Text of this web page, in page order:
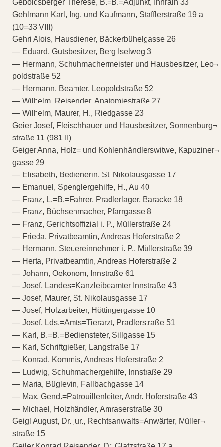
Geboldsberger Therese, B.=B.=Adjunkt, Innrain 33
Gehlmann Karl, Ing. und Kaufmann, Stafflerstraße 19 a
(10=33 VIII)
Gehri Alois, Hausdiener, Bäckerbühelgasse 26
— Eduard, Gutsbesitzer, Berg Iselweg 3
— Hermann, Schuhmachermeister und Hausbesitzer, Leo¬
poldstraße 52
— Hermann, Beamter, Leopoldstraße 52
— Wilhelm, Reisender, Anatomiestraße 27
— Wilhelm, Maurer, H., Riedgasse 23
Geier Josef, Fleischhauer und Hausbesitzer, Sonnenburg¬
straße 11 (981 II)
Geiger Anna, Holz= und Kohlenhändlerswitwe, Kapuziner¬
gasse 29
— Elisabeth, Bedienerin, St. Nikolausgasse 17
— Emanuel, Spenglergehilfe, H., Au 40
— Franz, L.=B.=Fahrer, Pradlerlager, Baracke 18
— Franz, Büchsenmacher, Pfarrgasse 8
— Franz, Gerichtsoffizial i. P., Müllerstraße 24
— Frieda, Privatbeamtin, Andreas Hoferstraße 2
— Hermann, Steuereinnehmer i. P., Müllerstraße 39
— Herta, Privatbeamtin, Andreas Hoferstraße 2
— Johann, Oekonom, Innstraße 61
— Josef, Landes=Kanzleibeamter Innstraße 43
— Josef, Maurer, St. Nikolausgasse 17
— Josef, Holzarbeiter, Höttingergasse 10
— Josef, Lds.=Amts=Tierarzt, Pradlerstraße 51
— Karl, B.=B.=Bediensteter, Sillgasse 15
— Karl, Schriftgießer, Langstraße 17
— Konrad, Kommis, Andreas Hoferstraße 2
— Ludwig, Schuhmachergehilfe, Innstraße 29
— Maria, Büglevin, Fallbachgasse 14
— Max, Gend.=Patrouillenleiter, Andr. Hoferstraße 43
— Michael, Holzhändler, Amraserstraße 30
Geigl August, Dr. jur., Rechtsanwalts=Anwärter, Müller¬
straße 15